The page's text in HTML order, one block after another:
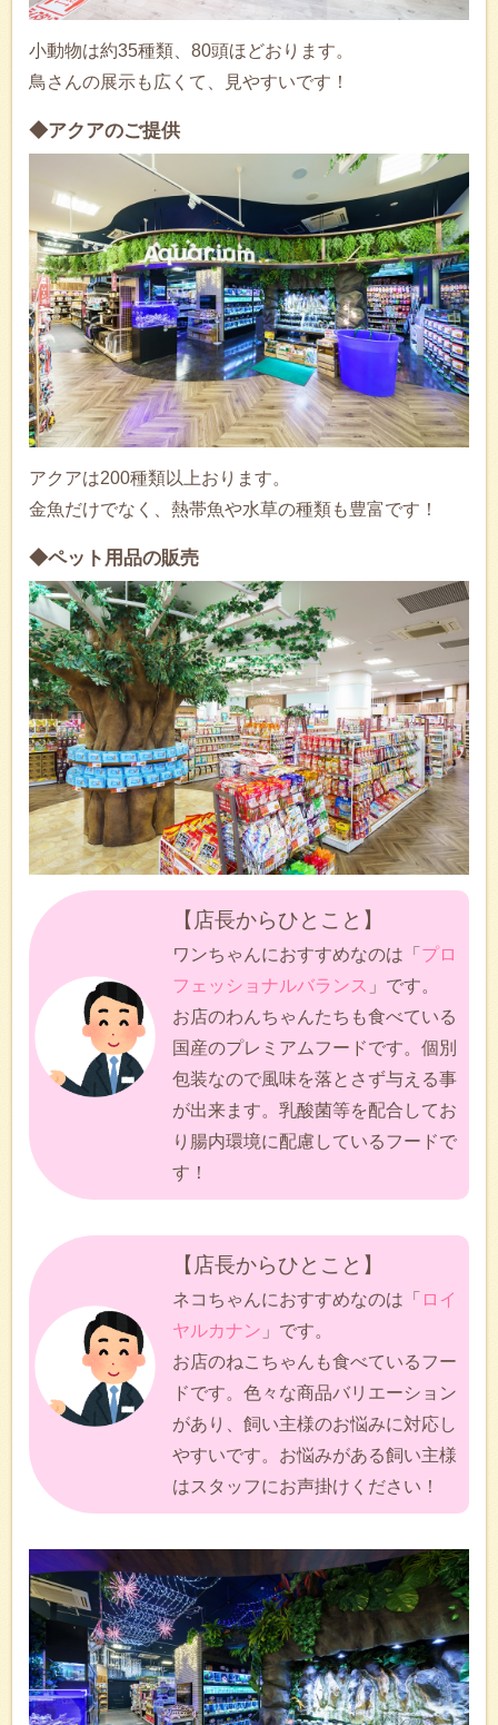
小動物は約35種類、80頭ほどおります。
鳥さんの展示も広くて、見やすいです！
◆アクアのご提供
アクアは200種類以上おります。
金魚だけでなく、熱帯魚や水草の種類も豊富です！
◆ペット用品の販売
【店長からひとこと】
ワンちゃんにおすすめなのは「 プロ
フェッショナルバランス 」です。
お店のわんちゃんたちも食べている
国産のプレミアムフードです。個別
包装なので風味を落とさず与える事
が出来ます。乳酸菌等を配合してお
り腸内環境に配慮しているフードで
す！
【店長からひとこと】
ネコちゃんにおすすめなのは「 ロイ
ヤルカナン 」です。
お店のねこちゃんも食べているフー
ドです。色々な商品バリエーション
があり、飼い主様のお悩みに対応し
やすいです。お悩みがある飼い主様
はスタッフにお声掛けください！